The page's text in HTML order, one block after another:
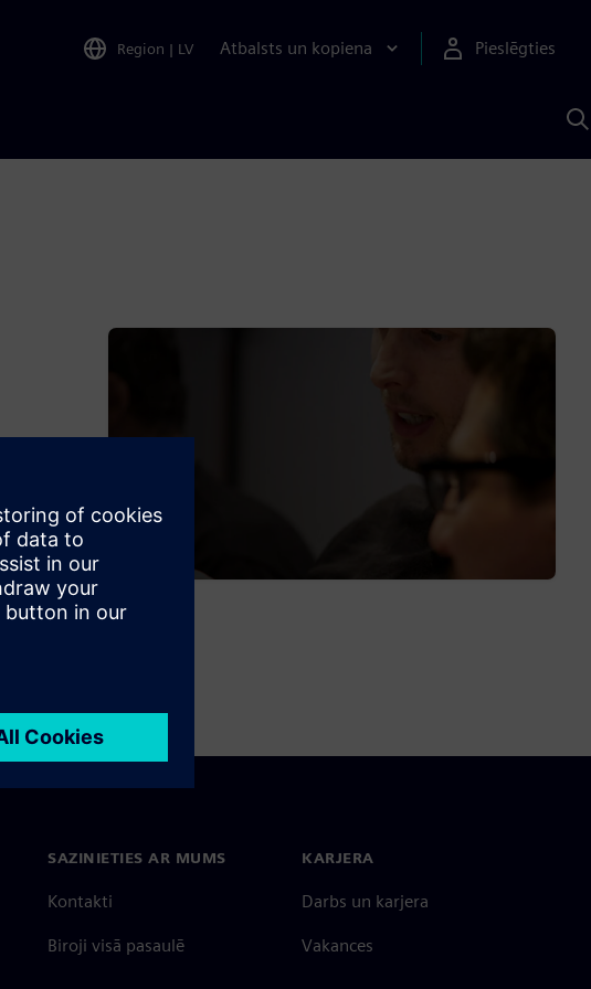
Region | LV Atbalsts un kopiena Pieslēgties
SAZINIETIES AR MUMS
Kontakti
Biroji visā pasaulē
KARJERA
Darbs un karjera
Vakances